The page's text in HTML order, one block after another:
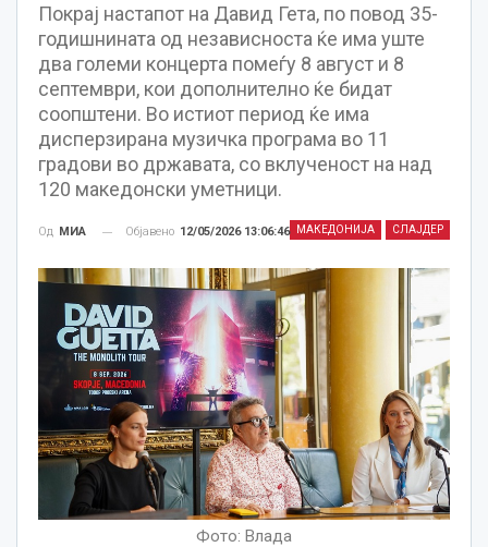
Покрај настапот на Давид Гета, по повод 35-
годишнината од независноста ќе има уште
два големи концерта помеѓу 8 август и 8
септември, кои дополнително ќе бидат
соопштени. Во истиот период ќе има
дисперзирана музичка програма во 11
градови во државата, со вклученост на над
120 македонски уметници.
МАКЕДОНИЈА СЛАЈДЕР
Од МИА Објавено 12/05/2026 13:06:46
Фото: Влада